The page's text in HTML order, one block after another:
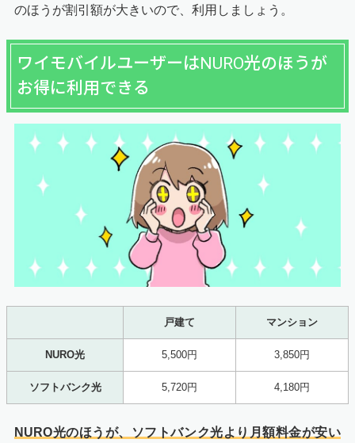
のほうが割引額が大きいので、利用しましょう。
ワイモバイルユーザーはNURO光のほうが
お得に利用できる
戸建て マンション
NURO光 5,500円 3,850円
ソフトバンク光 5,720円 4,180円
NURO光のほうが、ソフトバンク光より月額料金が安い